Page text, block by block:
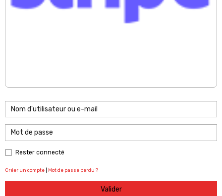
Rester connecté
Créer un compte Mot de passe perdu ?
Valider